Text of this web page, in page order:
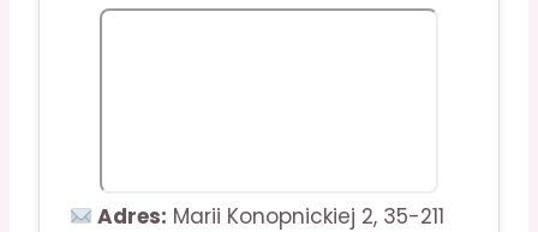
Adres: Marii Konopnickiej 2, 35-211